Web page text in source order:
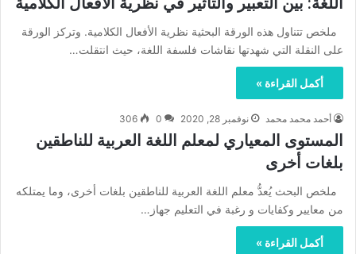
ملخص تتناول هذه الورقة البحثية نظرية الأفعال الكلامية. وتركز الورقة
على النقلة التي شهدتها نقاشات فلسفة اللغة، حيث انتقلت…
أكمل القراءة »
أحمد محمد محمد نوفمبر 28, 2020 0
306
المستوى المعياري لمعلم اللغة العربية للناطقين
بلغات أخرى
ملخص البحث يُعدُّ معلم اللغة العربية للناطقين بلغات أخرى، وما يمتلكه
من معايير وكفايات و رغبة في التعليم جهاز…
أكمل القراءة »